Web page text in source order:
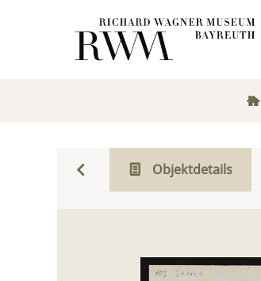
Objektdetails